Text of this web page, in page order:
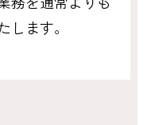
ます。